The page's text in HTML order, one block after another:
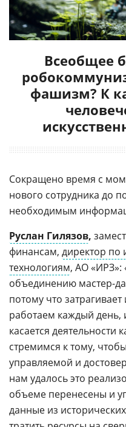
Всеобщее
фашизм? К
Сокращено время с
нового сотрудника до
необходимым
Руслан Гилязов,
финансам, директор
технологиям, АО «ИРЗ»:
объединению мастер-
потому что
работаем каждый день,
касается деятельности
стремимся к тому,
управляемой и
нам удалось это
объеме перенесены и
данные из